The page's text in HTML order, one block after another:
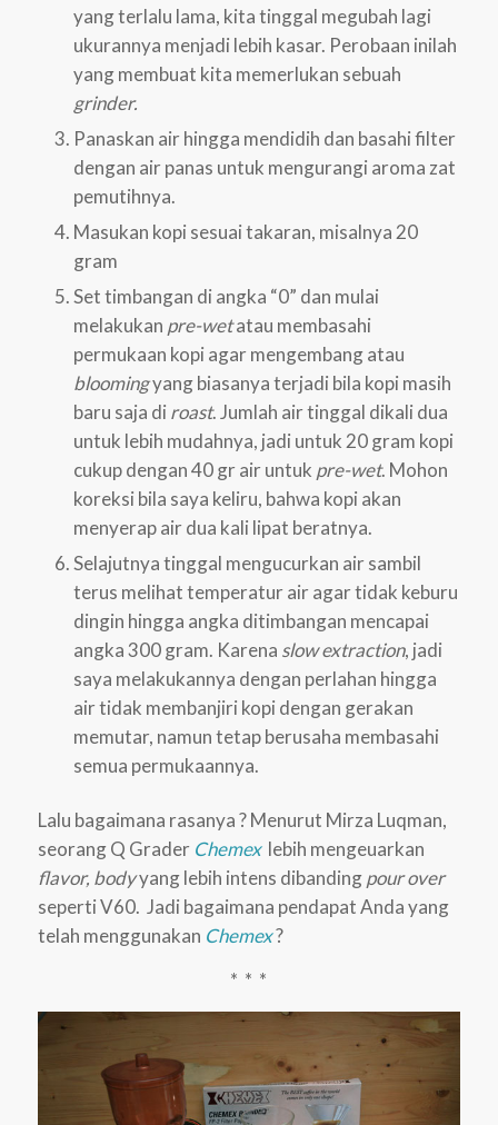
yang terlalu lama, kita tinggal megubah lagi
ukurannya menjadi lebih kasar. Perobaan inilah
yang membuat kita memerlukan sebuah
grinder.
Panaskan air hingga mendidih dan basahi filter
dengan air panas untuk mengurangi aroma zat
pemutihnya.
Masukan kopi sesuai takaran, misalnya 20
gram
Set timbangan di angka “0” dan mulai
melakukan pre-wetatau membasahi
permukaan kopi agar mengembang atau
bloomingyang biasanya terjadi bila kopi masih
baru saja di roast. Jumlah air tinggal dikali dua
untuk lebih mudahnya, jadi untuk 20 gram kopi
cukup dengan 40 gr air untuk pre-wet. Mohon
koreksi bila saya keliru, bahwa kopi akan
menyerap air dua kali lipat beratnya.
Selajutnya tinggal mengucurkan air sambil
terus melihat temperatur air agar tidak keburu
dingin hingga angka ditimbangan mencapai
angka 300 gram. Karena slow extraction, jadi
saya melakukannya dengan perlahan hingga
air tidak membanjiri kopi dengan gerakan
memutar, namun tetap berusaha membasahi
semua permukaannya.
Lalu bagaimana rasanya ? Menurut Mirza Luqman,
seorang Q Grader Chemexlebih mengeuarkan
flavor, bodyyang lebih intens dibandingpour over
seperti V60. Jadi bagaimana pendapat Anda yang
telah menggunakan Chemex?
* * *